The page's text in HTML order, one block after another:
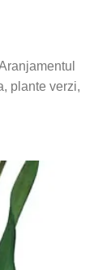
plante verzi,